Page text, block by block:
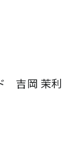
吉岡 茉利